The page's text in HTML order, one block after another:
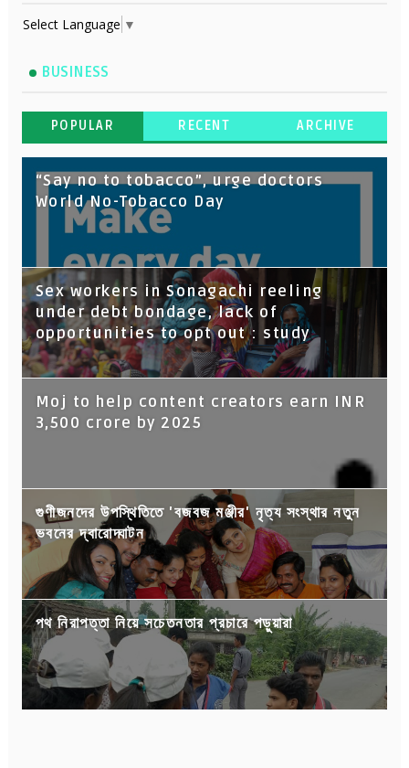
Select Language ▼
BUSINESS
POPULAR RECENT ARCHIVE
“Say no to tobacco”, urge doctors
World No-Tobacco Day
Sex workers in Sonagachi reeling
under debt bondage, lack of
opportunities to opt out : study
Moj to help content creators earn INR
3,500 crore by 2025
গুণীজনদের উপস্থিতিতে 'বজবজ মঞ্জীর' নৃত্য সংস্থার নতুন
ভবনের দ্বারোদ্ঘাটন
পথ নিরাপত্তা নিয়ে সচেতনতার প্রচারে পড়ুয়ারা